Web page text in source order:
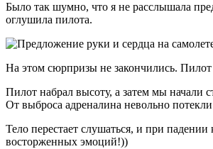
Было так шумно, что я не расслышала
оглушила пилота.
На этом сюрпризы не закончились.
Пилот набрал высоту, а затем мы начали
От выброса адреналина невольно
Тело перестает слушаться, и при
восторженных эмоций!))